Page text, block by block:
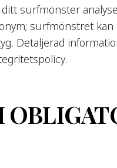
surfmönster
surfmönstret
Detaljerad